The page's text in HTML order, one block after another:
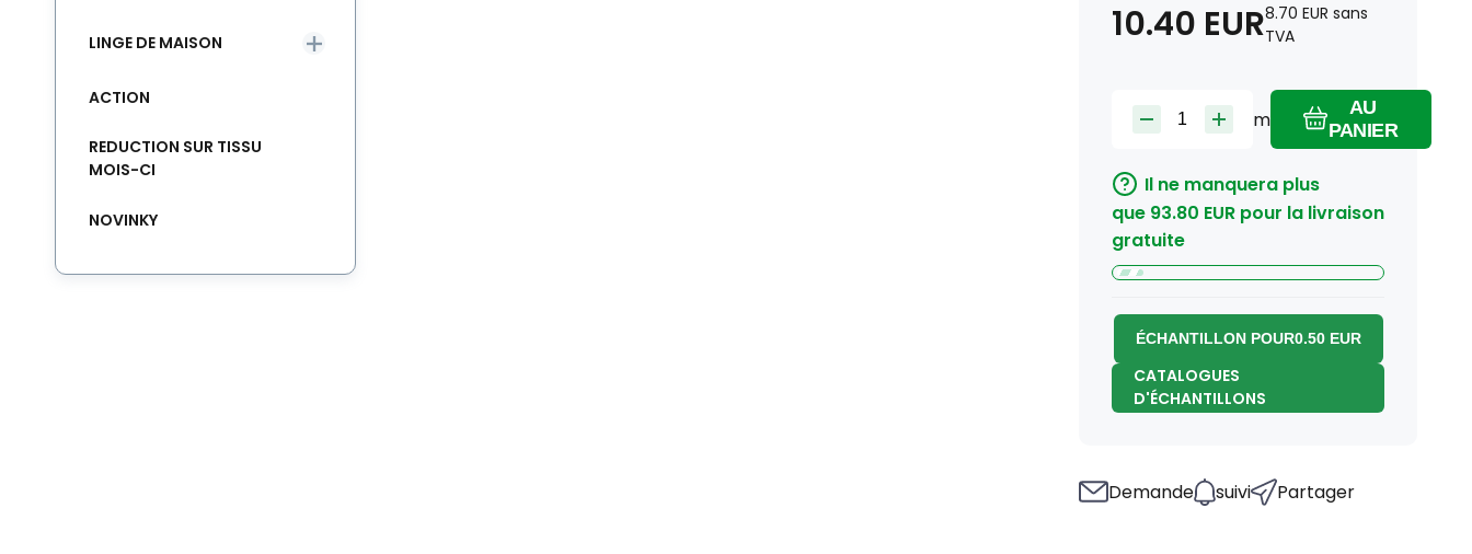
10.40 EUR8.70 EUR sans
TVA
m
AU
PANIER
Il ne manquera plus
que 93.80 EUR pour la livraison
gratuite
ÉCHANTILLON POUR0.50 EUR
CATALOGUES
D'ÉCHANTILLONS
Demande suivi Partager
LINGE DE MAISON
ACTION
REDUCTION SUR TISSU
MOIS-CI
NOVINKY